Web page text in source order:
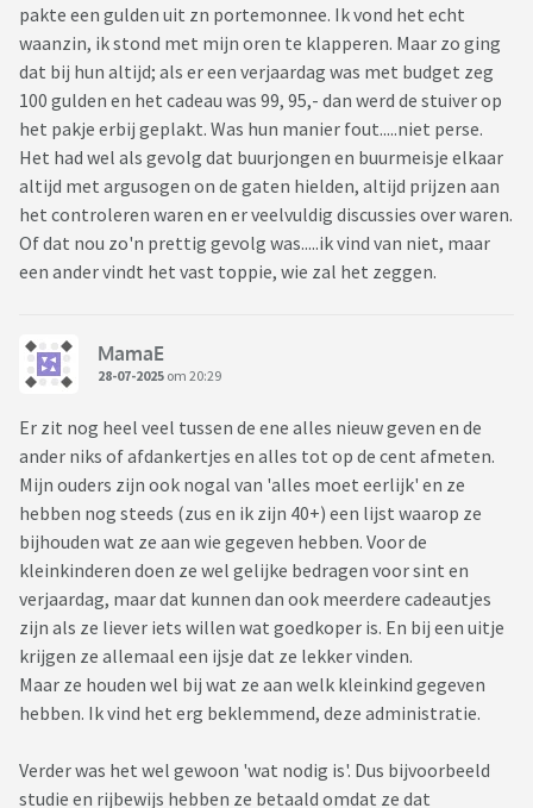
pakte een gulden uit zn portemonnee. Ik vond het echt
waanzin, ik stond met mijn oren te klapperen. Maar zo ging
dat bij hun altijd; als er een verjaardag was met budget zeg
100 gulden en het cadeau was 99, 95,- dan werd de stuiver op
het pakje erbij geplakt. Was hun manier fout.....niet perse.
Het had wel als gevolg dat buurjongen en buurmeisje elkaar
altijd met argusogen on de gaten hielden, altijd prijzen aan
het controleren waren en er veelvuldig discussies over waren.
Of dat nou zo'n prettig gevolg was.....ik vind van niet, maar
een ander vindt het vast toppie, wie zal het zeggen.
MamaE
28-07-2025 om 20:29
Er zit nog heel veel tussen de ene alles nieuw geven en de
ander niks of afdankertjes en alles tot op de cent afmeten.
Mijn ouders zijn ook nogal van 'alles moet eerlijk' en ze
hebben nog steeds (zus en ik zijn 40+) een lijst waarop ze
bijhouden wat ze aan wie gegeven hebben. Voor de
kleinkinderen doen ze wel gelijke bedragen voor sint en
verjaardag, maar dat kunnen dan ook meerdere cadeautjes
zijn als ze liever iets willen wat goedkoper is. En bij een uitje
krijgen ze allemaal een ijsje dat ze lekker vinden.
Maar ze houden wel bij wat ze aan welk kleinkind gegeven
hebben. Ik vind het erg beklemmend, deze administratie.
Verder was het wel gewoon 'wat nodig is'. Dus bijvoorbeeld
studie en rijbewijs hebben ze betaald omdat ze dat